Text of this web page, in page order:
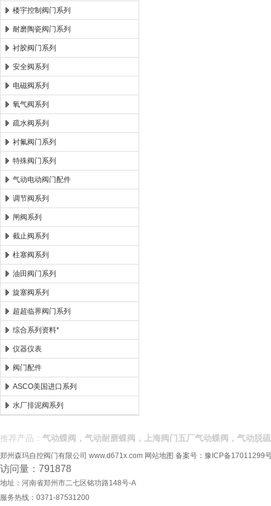
楼宇控制阀门系列
耐磨陶瓷阀门系列
衬胶阀门系列
安全阀系列
电磁阀系列
氧气阀系列
疏水阀系列
衬氟阀门系列
特殊阀门系列
气动电动阀门配件
调节阀系列
闸阀系列
截止阀系列
柱塞阀系列
油田阀门系列
旋塞阀系列
超超临界阀门系列
综合系列资料*
仪器仪表
阀门配件
ASCO美国进口系列
水厂排泥阀系列
推荐产品： 气动蝶阀，气动耐磨蝶阀，上海阀门五厂气动蝶阀，气动脱
郑州森玛自控阀门有限公司 www.d671x.com 网站地图 备案号： 豫ICP备17011299
访问量：791878
地址：河南省郑州市二七区铭功路148号-A
服务热线：0371-87531200